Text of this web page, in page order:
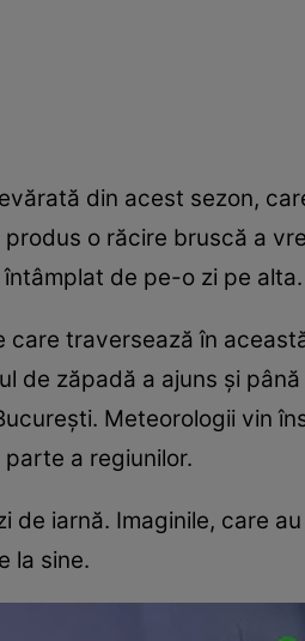
din acest sezon,
o răcire bruscă a
de pe-o zi pe alta.
care traversează în
de zăpadă a ajuns și până
Meteorologii vin
a regiunilor.
de iarnă. Imaginile, care
la sine.